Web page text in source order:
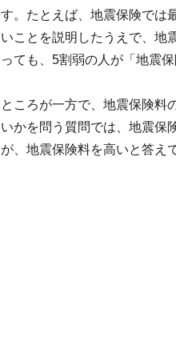
す。たとえば、地震保険では
いことを説明したうえで、地
っても、5割弱の人が「地震
ところが一方で、地震保険料
いかを問う質問では、地震保
が、地震保険料を高いと答え